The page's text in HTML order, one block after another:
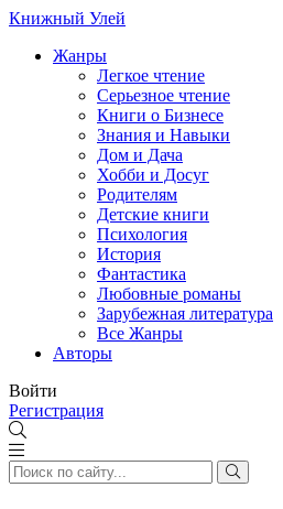
Книжный Улей
Жанры
Легкое чтение
Серьезное чтение
Книги о Бизнесе
Знания и Навыки
Дом и Дача
Хобби и Досуг
Родителям
Детские книги
Психология
История
Фантастика
Любовные романы
Зарубежная литература
Все Жанры
Авторы
Войти
Регистрация